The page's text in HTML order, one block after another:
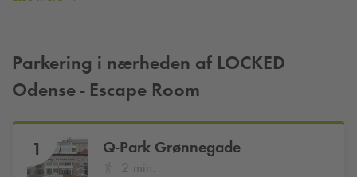
Parkering i nærheden af LOCKED
Odense - Escape Room
1 Q-Park Grønnegade
2 min.